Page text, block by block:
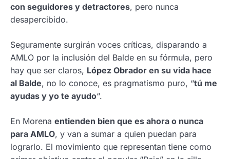
con seguidores y detractores, pero nunca
desapercibido.
Seguramente surgirán voces críticas, disparando a
AMLO por la inclusión del Balde en su fórmula, pero
hay que ser claros, López Obrador en su vida hace
al Balde, no lo conoce, es pragmatismo puro, “tú me
ayudas y yo te ayudo“.
En Morena entienden bien que es ahora o nunca
para AMLO, y van a sumar a quien puedan para
lograrlo. El movimiento que representan tiene como